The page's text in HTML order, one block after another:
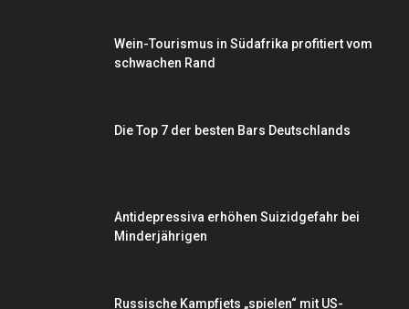
Wein-Tourismus in Südafrika profitiert vom
schwachen Rand
Die Top 7 der besten Bars Deutschlands
Antidepressiva erhöhen Suizidgefahr bei
Minderjährigen
Russische Kampfjets „spielen“ mit US-